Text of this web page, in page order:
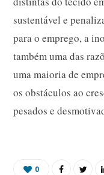
sustentável e
para o emprego, a
também uma das
uma maioria de
os obstáculos ao
pesados e
0